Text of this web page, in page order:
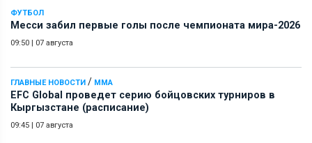
ФУТБОЛ
Месси забил первые голы после чемпионата мира-2026
09:50 | 07 августа
ГЛАВНЫЕ НОВОСТИ / ММА
EFC Global проведет серию бойцовских турниров в
Кыргызстане (расписание)
09:45 | 07 августа